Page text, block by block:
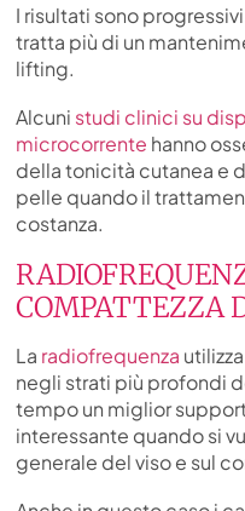
I risultati sono
tratta più di un
lifting.
Alcuni studi clinici su
microcorrente hanno
della tonicità cutanea e
pelle quando il
costanza.
COMPATTEZZA
La radiofrequenza
negli strati più profondi
tempo un miglior
interessante quando si
generale del viso e sul